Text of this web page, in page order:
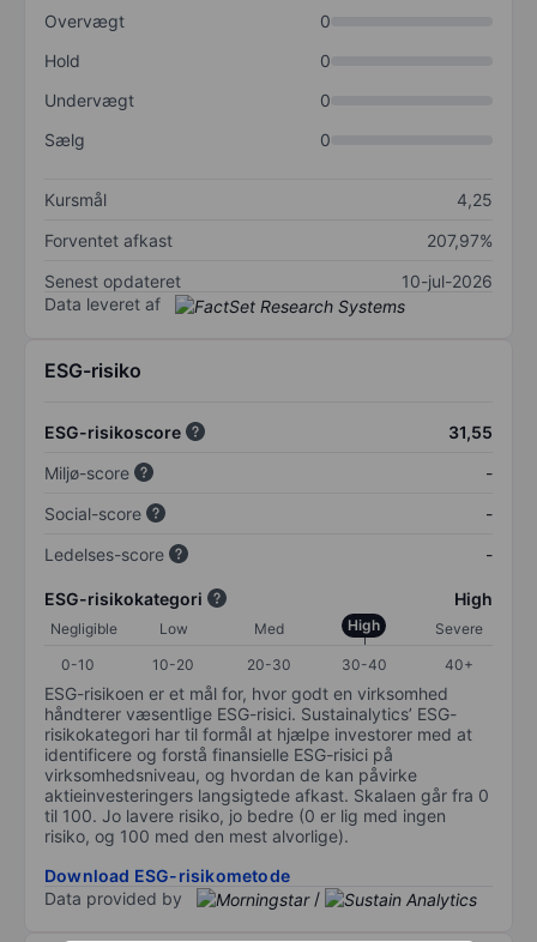
Overvægt
0
Hold
0
Undervægt
0
Sælg
0
Kursmål
4,25
Forventet afkast
207,97%
Senest opdateret
10-jul-2026
Data leveret af
ESG-risiko
ESG-risikoscore
31,55
Miljø-score
-
Social-score
-
Ledelses-score
-
ESG-risikokategori High
Negligible Low Med High
Severe
0-10
10-20 20-30 30-40 40+
ESG-risikoen er et mål for, hvor godt en virksomhed
håndterer væsentlige ESG-risici. Sustainalytics’ ESG-
risikokategori har til formål at hjælpe investorer med at
identificere og forstå finansielle ESG-risici på
virksomhedsniveau, og hvordan de kan påvirke
aktieinvesteringers langsigtede afkast. Skalaen går fra 0
til 100. Jo lavere risiko, jo bedre (0 er lig med ingen
risiko, og 100 med den mest alvorlige).
Download ESG-risikometode
Data provided by
/